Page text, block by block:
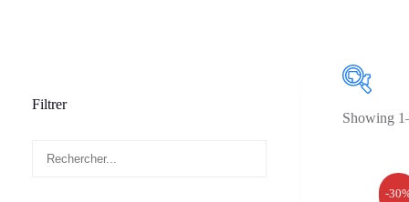
Showing
-
Filtrer